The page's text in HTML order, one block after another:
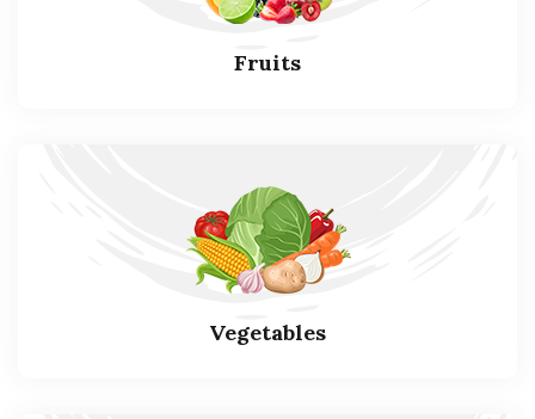
Fruits
Vegetables